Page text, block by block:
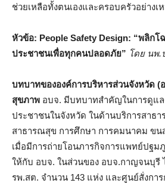
ช่วยเหลือทั้งตนเองและครอบครัวอย่างเ
หัวข้อ: People Safety Design: “พลิกโ
ประชาชนเพื่อทุกคนปลอดภัย” โดย นพ.
บทบาทขององค์การบริหารส่วนจังหวัด (
สุขภาพ อบจ. มีบทบาทสำคัญในการดูแ
ประชาชนในจังหวัด ในด้านบริการสาธา
สาธารณสุข การศึกษา การคมนาคม ขน
เมื่อมีการถ่ายโอนภารกิจการแพทย์ปฐ
ให้กับ อบจ. ในส่วนของ อบจ.กาญจนบุรี
รพ.สต. จำนวน 143 แห่ง และศูนย์สั่งกา